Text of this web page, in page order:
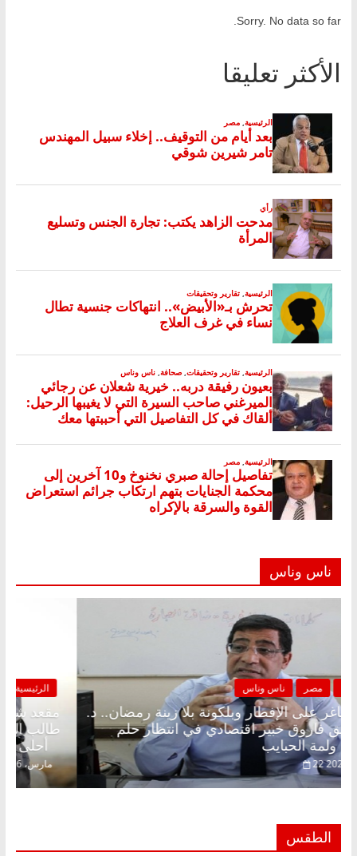
Sorry. No data so far.
الأكثر تعليقا
ناس وناس
الرئيسية مصر ناس وناس
مقعد شاغر على الإفطار وبلكونة بلا زينة رمضان.. د.
عبدالخالق فاروق خبير اقتصادي في انتظار حلم
الحرية ولمة الحبايب
22 فبراير، 2026
الطقس